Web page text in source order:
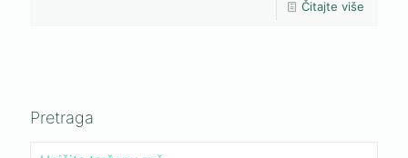
Čitajte više
Pretraga